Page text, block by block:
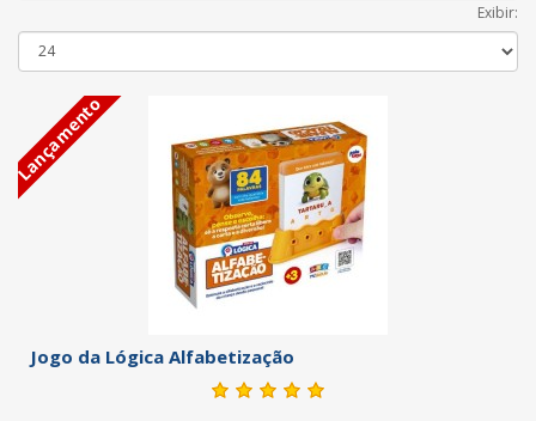
Exibir:
Lançamento
Jogo da Lógica Alfabetização